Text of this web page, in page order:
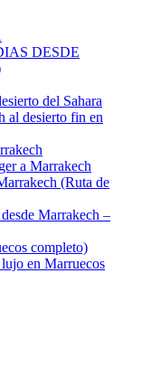
DESDE
del Sahara
al desierto fin en
a Marrakech
(Ruta de
Marrakech –
completo)
en Marruecos